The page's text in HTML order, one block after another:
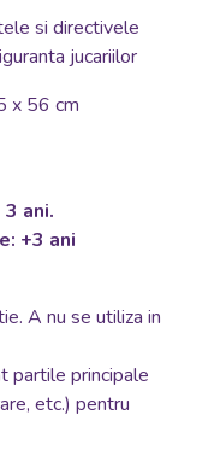
si directivele
jucariilor
x 56 cm
ani.
+3 ani
A nu se utiliza in
partile principale
etc.) pentru